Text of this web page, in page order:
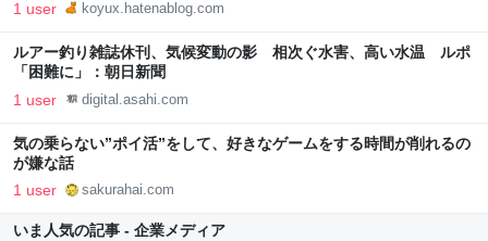
1 user koyux.hatenablog.com
ルアー釣り雑誌休刊、気候変動の影 相次ぐ水害、高い水温 ルポ
「困難に」：朝日新聞
1 user digital.asahi.com
気の乗らない”ポイ活”をして、好きなゲームをする時間が削れるの
が嫌な話
1 user sakurahai.com
いま人気の記事 - 企業メディア